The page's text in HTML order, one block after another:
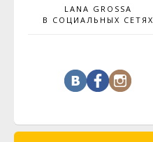
LANA GROSSA
В СОЦИАЛЬНЫХ СЕТЯХ